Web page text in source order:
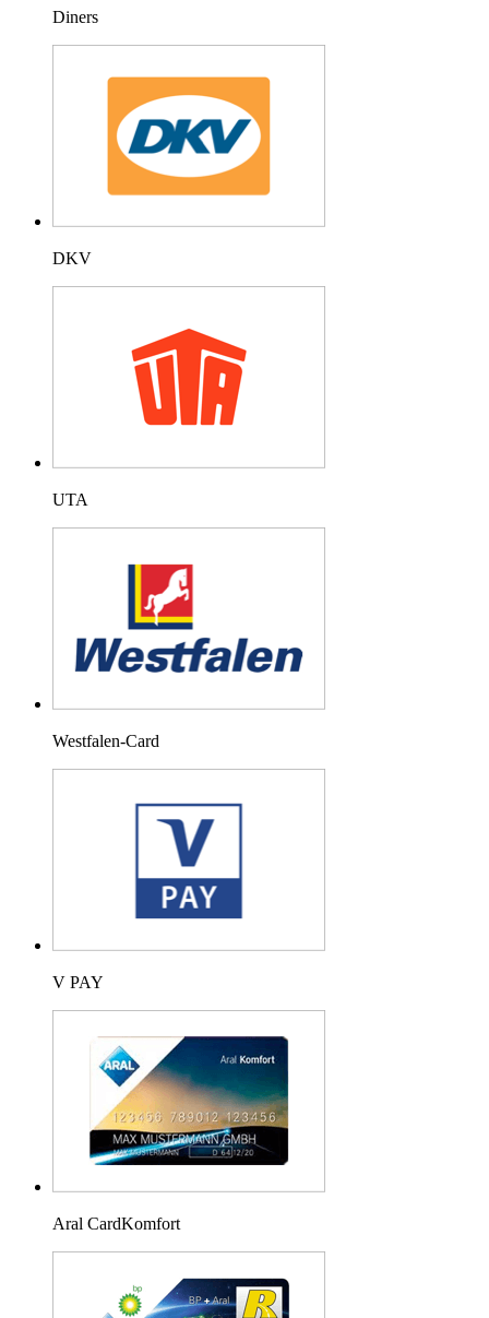
Diners
DKV
UTA
Westfalen-Card
V PAY
Aral CardKomfort